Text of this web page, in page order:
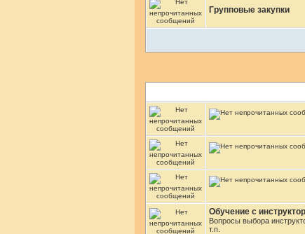
Групповые закупки
Обучение с
Вопросы выбора
т.п.